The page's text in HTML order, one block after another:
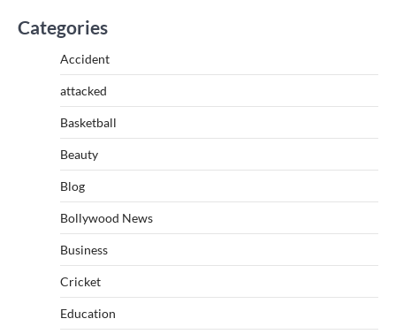
Categories
Accident
attacked
Basketball
Beauty
Blog
Bollywood News
Business
Cricket
Education